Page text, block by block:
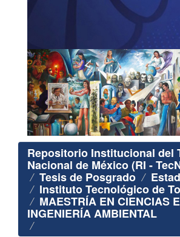
Repositorio Institucional del
Nacional de México (RI -
Tesis de Posgrado
Instituto Tecnológico de
MAESTRÍA EN CIENCIAS
INGENIERÍA AMBIENTAL